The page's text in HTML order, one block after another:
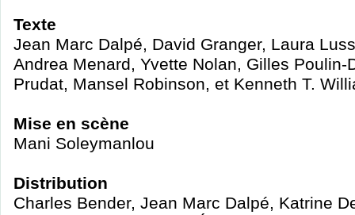
Texte
Jean Marc Dalpé, David Granger, Laura
Andrea Menard, Yvette Nolan, Gilles Poulin-
Prudat, Mansel Robinson, et Kenneth T.
Mise en scène
Mani Soleymanlou
Distribution
Charles Bender, Jean Marc Dalpé, Katrine